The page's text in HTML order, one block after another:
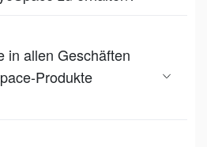
in allen Geschäften
Produkte